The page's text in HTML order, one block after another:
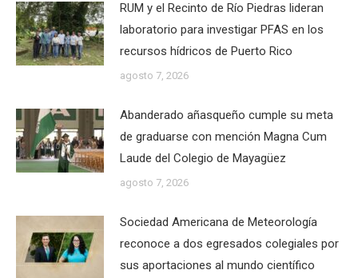
RUM y el Recinto de Río Piedras lideran
laboratorio para investigar PFAS en los
recursos hídricos de Puerto Rico
agosto 7, 2026
Abanderado añasqueño cumple su meta
de graduarse con mención Magna Cum
Laude del Colegio de Mayagüez
agosto 7, 2026
Sociedad Americana de Meteorología
reconoce a dos egresados colegiales por
sus aportaciones al mundo científico